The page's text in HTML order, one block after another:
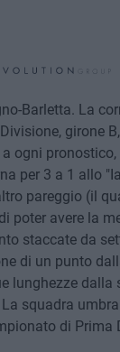
Barletta. La
girone
ogni
per 3 a 1 allo
pareggio (il
poter avere la
staccate da
di un punto
lunghezze dalla
squadra
di Prima